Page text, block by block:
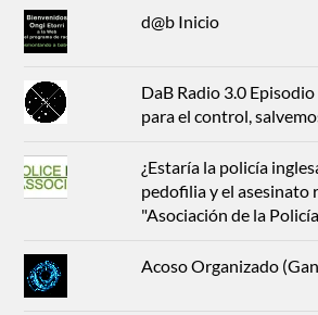
d@b Inicio
DaB Radio 3.0
para el control,
¿Estaría la policía
pedofilia y el asesinato
"Asociación de la
Acoso Organizado